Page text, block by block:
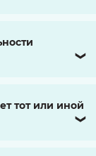
❯
тот или иной
❯